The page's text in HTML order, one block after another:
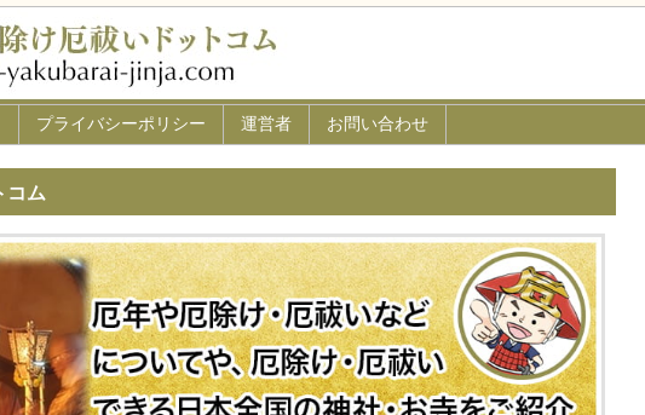
コム
プライバシーポリシー 運営者 お問い合わせ